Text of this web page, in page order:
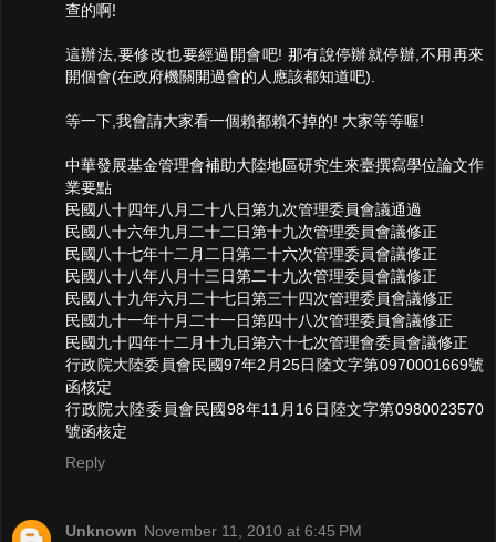
查的啊!
這辦法,要修改也要經過開會吧! 那有說停辦就停辦,不用再來
開個會(在政府機關開過會的人應該都知道吧).
等一下,我會請大家看一個賴都賴不掉的! 大家等等喔!
中華發展基金管理會補助大陸地區研究生來臺撰寫學位論文作
業要點
民國八十四年八月二十八日第九次管理委員會議通過
民國八十六年九月二十二日第十九次管理委員會議修正
民國八十七年十二月二日第二十六次管理委員會議修正
民國八十八年八月十三日第二十九次管理委員會議修正
民國八十九年六月二十七日第三十四次管理委員會議修正
民國九十一年十月二十一日第四十八次管理委員會議修正
民國九十四年十二月十九日第六十七次管理會委員會議修正
行政院大陸委員會民國97年2月25日陸文字第0970001669號
函核定
行政院大陸委員會民國98年11月16日陸文字第0980023570
號函核定
Reply
Unknown November 11, 2010 at 6:45 PM